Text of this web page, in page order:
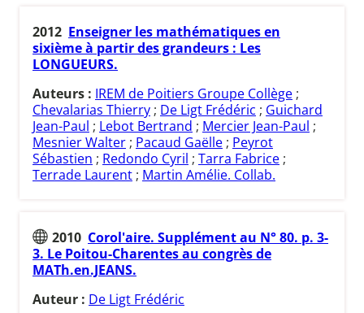
2012 Enseigner les mathématiques en
sixième à partir des grandeurs : Les
LONGUEURS.
Auteurs : IREM de Poitiers Groupe Collège ;
Chevalarias Thierry ; De Ligt Frédéric ; Guichard
Jean-Paul ; Lebot Bertrand ; Mercier Jean-Paul ;
Mesnier Walter ; Pacaud Gaëlle ; Peyrot
Sébastien ; Redondo Cyril ; Tarra Fabrice ;
Terrade Laurent ; Martin Amélie. Collab.
2010 Corol'aire. Supplément au N° 80. p. 3-
3. Le Poitou-Charentes au congrès de
MATh.en.JEANS.
Auteur : De Ligt Frédéric